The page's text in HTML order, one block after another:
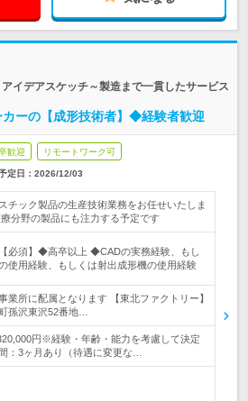
イデアスケッチ～製造まで一貫したサービス
ーの【成形技術者】◆経験者歓迎
歓迎 リモートワーク可
定日： 2026/12/03
チック製品の生産技術業務をお任せいたしま
分野の製品にも注力する予定です
必須】◆高卒以上 ◆CADの実務経験、もし
使用経験、もしくは射出成形機の使用経験
業所に配属となります 【東北ファクトリー】
孫沢東沢52番地…
円※経験・年齢・能力を考慮して決定
：3ヶ月あり（待遇に変更な…